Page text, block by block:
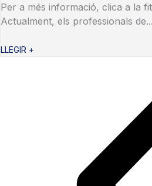
Per a més informació, clica a la
Actualment, els professionals de...
LLEGIR +